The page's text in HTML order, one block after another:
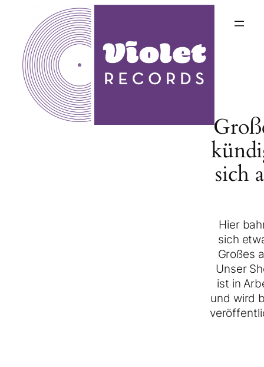
sich
Hier
sich
Großes
Unser
ist in
und wird